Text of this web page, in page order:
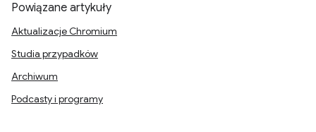
Powiązane artykuły
Aktualizacje Chromium
Studia przypadków
Archiwum
Podcasty i programy